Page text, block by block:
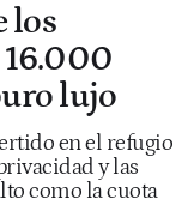
los
16.000
lujo
en el refugio
y las
como la cuota